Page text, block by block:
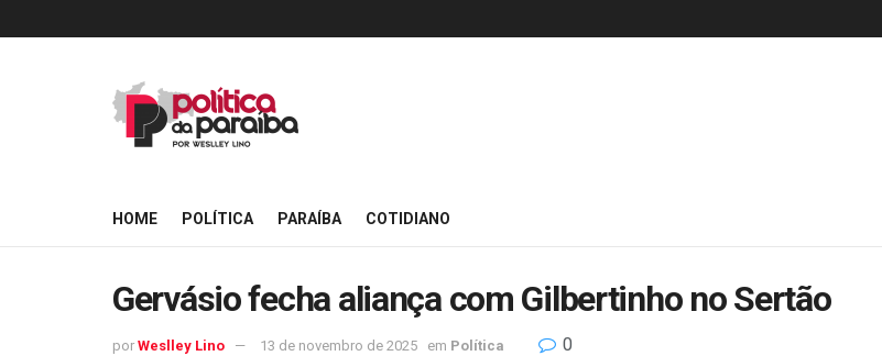
HOME POLÍTICA PARAÍBA COTIDIANO
Gervásio fecha aliança com Gilbertinho no Sertão
por Weslley Lino 13 de novembro de 2025 em Política 0